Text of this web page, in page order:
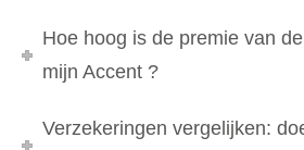
Hoe hoog is de premie van
mijn Accent ?
Verzekeringen vergelijken: